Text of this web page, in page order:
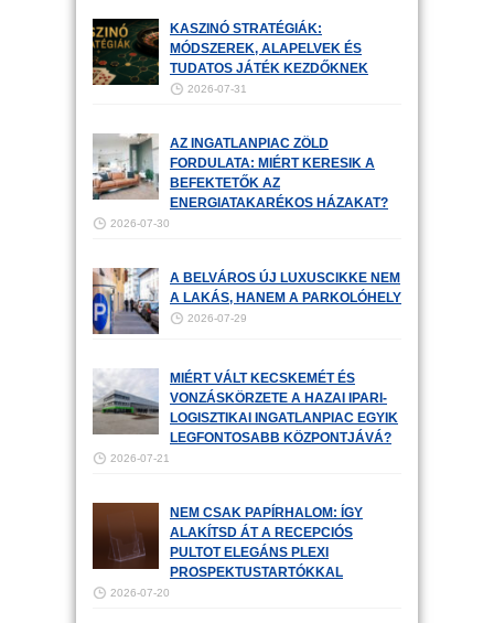
KASZINÓ STRATÉGIÁK:
MÓDSZEREK, ALAPELVEK ÉS
TUDATOS JÁTÉK KEZDŐKNEK
2026-07-31
AZ INGATLANPIAC ZÖLD
FORDULATA: MIÉRT KERESIK A
BEFEKTETŐK AZ
ENERGIATAKARÉKOS HÁZAKAT?
2026-07-30
A BELVÁROS ÚJ LUXUSCIKKE NEM
A LAKÁS, HANEM A PARKOLÓHELY
2026-07-29
MIÉRT VÁLT KECSKEMÉT ÉS
VONZÁSKÖRZETE A HAZAI IPARI-
LOGISZTIKAI INGATLANPIAC EGYIK
LEGFONTOSABB KÖZPONTJÁVÁ?
2026-07-21
NEM CSAK PAPÍRHALOM: ÍGY
ALAKÍTSD ÁT A RECEPCIÓS
PULTOT ELEGÁNS PLEXI
PROSPEKTUSTARTÓKKAL
2026-07-20